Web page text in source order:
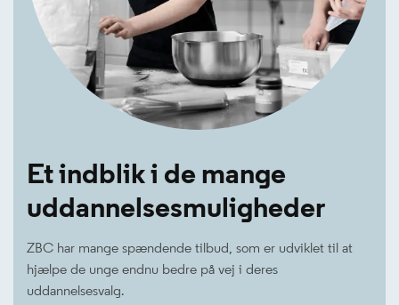
Et indblik i de mange
uddannelsesmuligheder
ZBC har mange spændende tilbud, som er udviklet til at
hjælpe de unge endnu bedre på vej i deres
uddannelsesvalg.